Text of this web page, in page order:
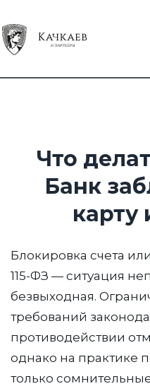
Что
Банк
карту
Блокировка счета
115-ФЗ — ситуация
безвыходная.
требований
противодействии
однако на практике
только